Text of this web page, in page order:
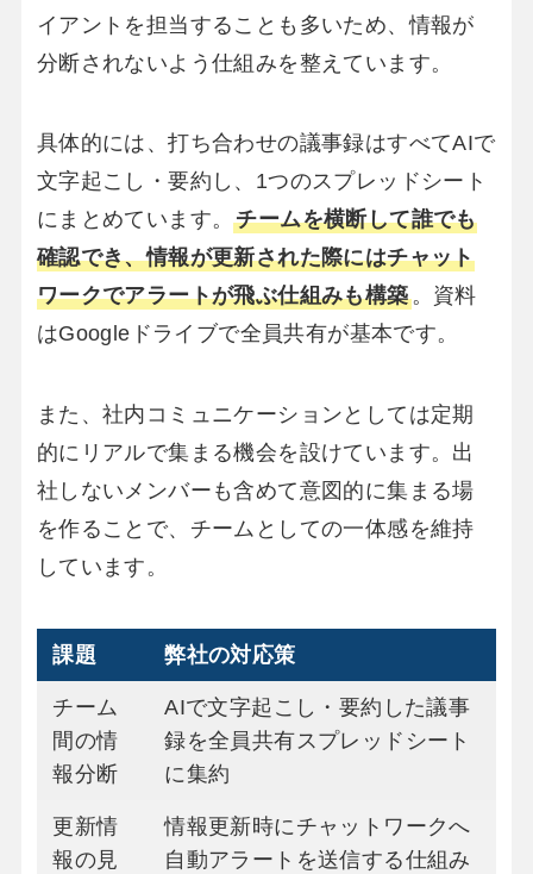
イアントを担当することも多いため、情報が
分断されないよう仕組みを整えています。
具体的には、打ち合わせの議事録はすべてAIで
文字起こし・要約し、1つのスプレッドシート
にまとめています。チームを横断して誰でも
確認でき、情報が更新された際にはチャット
ワークでアラートが飛ぶ仕組みも構築。資料
はGoogleドライブで全員共有が基本です。
また、社内コミュニケーションとしては定期
的にリアルで集まる機会を設けています。出
社しないメンバーも含めて意図的に集まる場
を作ることで、チームとしての一体感を維持
しています。
課題 弊社の対応策
チーム
間の情
報分断
AIで文字起こし・要約した議事
録を全員共有スプレッドシート
に集約
更新情
報の見
情報更新時にチャットワークへ
自動アラートを送信する仕組み